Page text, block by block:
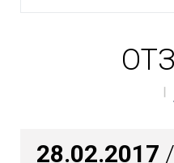
28.02.2017 /